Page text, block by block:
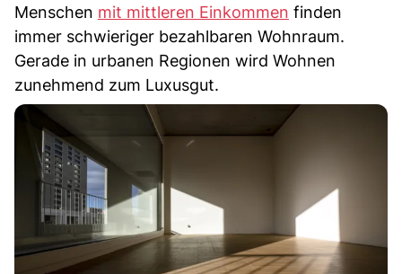
Menschen mit mittleren Einkommen finden
immer schwieriger bezahlbaren Wohnraum.
Gerade in urbanen Regionen wird Wohnen
zunehmend zum Luxusgut.